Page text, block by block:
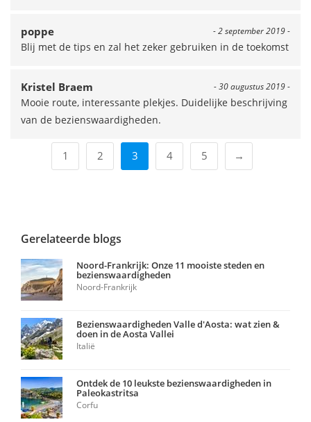
- 2 september 2019 -
poppe
Blij met de tips en zal het zeker gebruiken in de toekomst
- 30 augustus 2019 -
Kristel Braem
Mooie route, interessante plekjes. Duidelijke beschrijving
van de bezienswaardigheden.
1 2 3 4 5 →
Gerelateerde blogs
Noord-Frankrijk: Onze 11 mooiste steden en
bezienswaardigheden
Noord-Frankrijk
Bezienswaardigheden Valle d'Aosta: wat zien &
doen in de Aosta Vallei
Italië
Ontdek de 10 leukste bezienswaardigheden in
Paleokastritsa
Corfu